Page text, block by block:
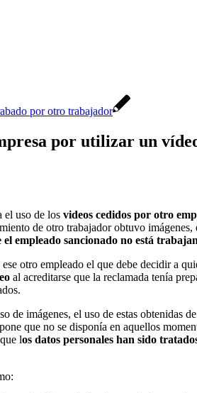
por utilizar un
el uso de los videos cedidos por otro
de otro trabajador obtuvo
sancionado no está
otro empleado el que debe decidir a
al acreditarse que la reclamada tenía
de imágenes, el uso de estas obtenidas
que no se disponía en aquellos
los datos personales han sido